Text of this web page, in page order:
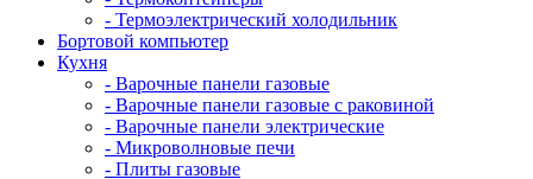
- Термоэлектрический холодильник
Бортовой компьютер
Кухня
- Варочные панели газовые
- Варочные панели газовые с раковиной
- Варочные панели электрические
- Микроволновые печи
- Плиты газовые